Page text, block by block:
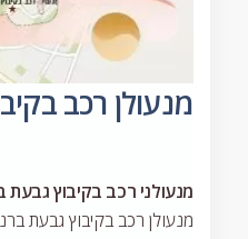
מנעולן רכב
מנעולני רכב בקיבוץ גבעת
מנעולן רכב בקיבוץ גבעת